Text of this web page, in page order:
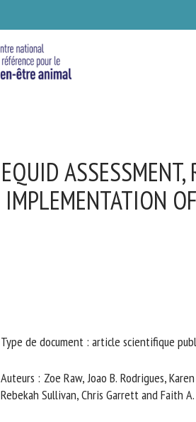
EQUID
IMPLEMENTATION
Type de document : article scientifique
Auteurs : Zoe Raw, Joao B. Rodrigues,
Rebekah Sullivan, Chris Garrett and Faith A.